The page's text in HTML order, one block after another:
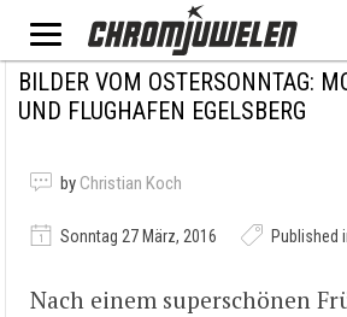
BILDER VOM OSTERSONNTAG:
UND FLUGHAFEN EGELSBERG
by Christian Koch
Sonntag 27 März, 2016 Published
Nach einem superschönen